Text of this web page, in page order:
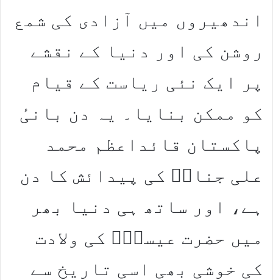
اندھیروں میں آزادی کی شمع
روشن کی اور دنیا کے نقشے
پر ایک نئی ریاست کے قیام
کو ممکن بنایا۔ یہ دن بانیٔ
پاکستان قائداعظم محمد
علی جناحؒ کی پیدائش کا دن
ہے، اور ساتھ ہی دنیا بھر
میں حضرت عیسیٰؑ کی ولادت
کی خوشی بھی اسی تاریخ سے